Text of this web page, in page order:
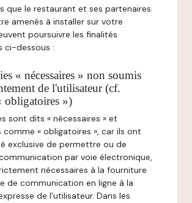
que le restaurant et ses partenaires
amenés à installer sur votre
poursuivre les finalités
ci-dessous :
« nécessaires » non soumis
de l'utilisateur (cf.
obligatoires »)
sont dits « nécessaires » et
comme « obligatoires », car ils ont
exclusive de permettre ou de
par voie électronique,
nécessaires à la fourniture
de communication en ligne à la
de l'utilisateur. Dans les